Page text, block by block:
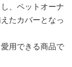
、ペットオーナ
たカバーとなっ
用できる商品で